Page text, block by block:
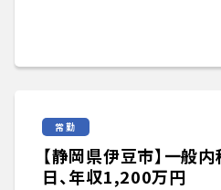
常勤
【静岡県伊豆市】一般
日、年収1,200万円